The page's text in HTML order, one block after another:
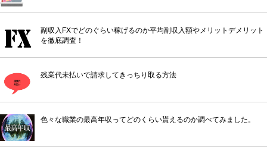
副収入FXでどのぐらい稼げるのか平均副収入額やメリットデメリット
を徹底調査！
残業代未払いで請求してきっちり取る方法
色々な職業の最高年収ってどのくらい貰えるのか調べてみました。